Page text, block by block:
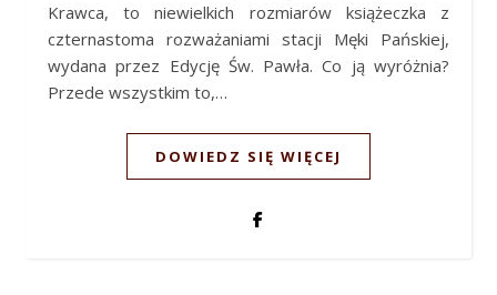
Krawca, to niewielkich rozmiarów książeczka z
czternastoma rozważaniami stacji Męki Pańskiej,
wydana przez Edycję Św. Pawła. Co ją wyróżnia?
Przede wszystkim to,…
DOWIEDZ SIĘ WIĘCEJ